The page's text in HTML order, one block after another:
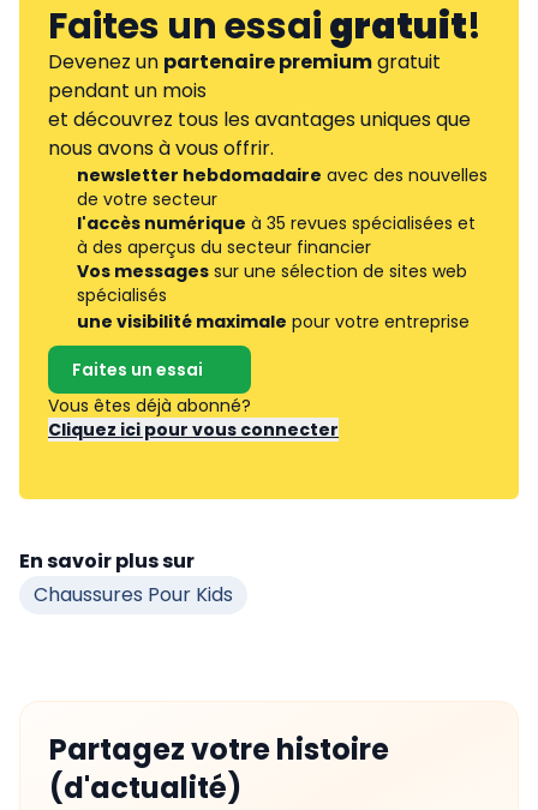
Faites un essaigratuit!
Devenez un partenaire premiumgratuit
pendant un mois
et découvrez tous les avantages uniques que
nous avons à vous offrir.
newsletter hebdomadaire avec des nouvelles
de votre secteur
l'accès numérique à 35 revues spécialisées et
à des aperçus du secteur financier
Vos messages sur une sélection de sites web
spécialisés
une visibilité maximale pour votre entreprise
Faites un essai
Vous êtes déjà abonné?
Cliquez ici pour vous connecter
En savoir plus sur
Chaussures Pour Kids
Partagez votre histoire
(d'actualité)